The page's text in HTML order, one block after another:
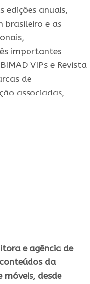
edições anuais,
brasileiro e as
importantes
VIPs e Revista
de
associadas,
e agência de
da
desde